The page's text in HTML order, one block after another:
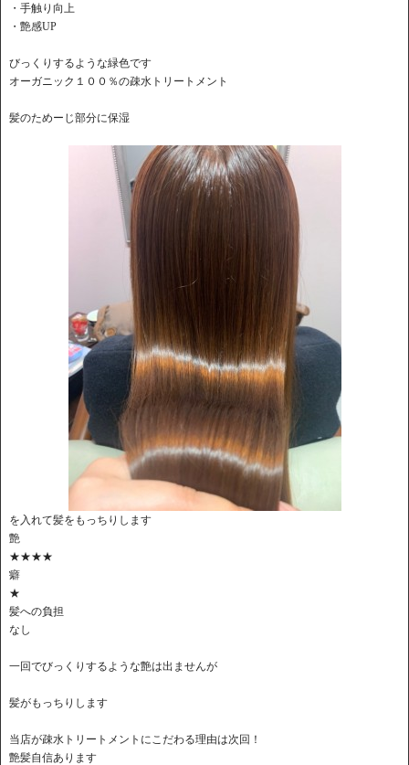
・手触り向上
・艶感UP
びっくりするような緑色です
オーガニック１００％の疎水トリートメント
髪のためーじ部分に保湿
を入れて髪をもっちりします
艶
★★★★
癖
★
髪への負担
なし
一回でびっくりするような艶は出ませんが
髪がもっちりします
当店が疎水トリートメントにこだわる理由は次回！
艶髪自信あります